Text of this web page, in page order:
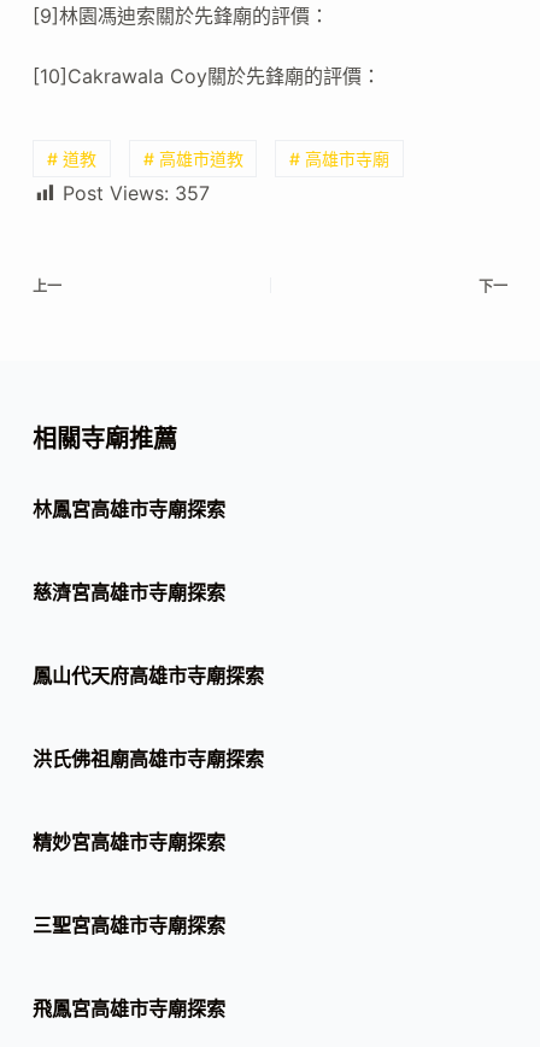
[9]林園馮迪索關於先鋒廟的評價：
[10]Cakrawala Coy關於先鋒廟的評價：
# 道教 # 高雄市道教 # 高雄市寺廟
Post Views: 357
上一 下一
相關寺廟推薦
林鳳宮高雄市寺廟探索
慈濟宮高雄市寺廟探索
鳳山代天府高雄市寺廟探索
洪氏佛祖廟高雄市寺廟探索
精妙宮高雄市寺廟探索
三聖宮高雄市寺廟探索
飛鳳宮高雄市寺廟探索